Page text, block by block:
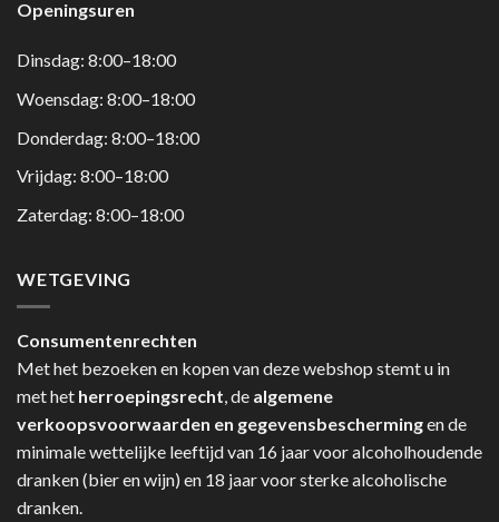
Openingsuren
Dinsdag: 8:00–18:00
Woensdag: 8:00–18:00
Donderdag: 8:00–18:00
Vrijdag: 8:00–18:00
Zaterdag: 8:00–18:00
WETGEVING
Consumentenrechten
Met het bezoeken en kopen van deze webshop stemt u in
met het herroepingsrecht, de algemene
verkoopsvoorwaarden en gegevensbeschermingen de
minimale wettelijke leeftijd van 16 jaar voor alcoholhoudende
dranken (bier en wijn) en 18 jaar voor sterke alcoholische
dranken.